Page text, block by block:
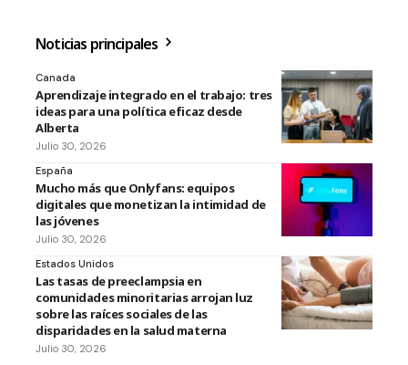
Noticias principales
Canada
Aprendizaje integrado en el trabajo: tres
ideas para una política eficaz desde
Alberta
Julio 30, 2026
España
Mucho más que Onlyfans: equipos
digitales que monetizan la intimidad de
las jóvenes
Julio 30, 2026
Estados Unidos
Las tasas de preeclampsia en
comunidades minoritarias arrojan luz
sobre las raíces sociales de las
disparidades en la salud materna
Julio 30, 2026